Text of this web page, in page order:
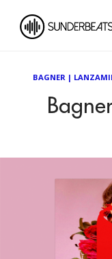
BAGNER|